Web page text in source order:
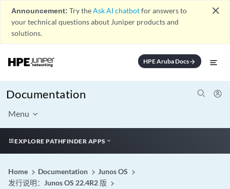
Announcement: Try theAsk AI chatbotfor answers to
your technical questions about Juniper products and
solutions.
close
HPE Aruba Docsarrow_forward
Documentation
Menu
EXPLORE PATHFINDER APPS
Home Documentation
Junos OS
发行说明：Junos OS 22.4R2 版